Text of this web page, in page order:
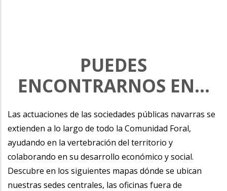
PUEDES
ENCONTRARNOS EN...
Las actuaciones de las sociedades públicas navarras se
extienden a lo largo de todo la Comunidad Foral,
ayudando en la vertebración del territorio y
colaborando en su desarrollo económico y social.
Descubre en los siguientes mapas dónde se ubican
nuestras sedes centrales, las oficinas fuera de